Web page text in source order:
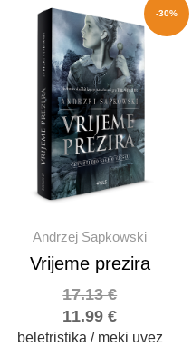
-30%
Andrzej Sapkowski
Vrijeme prezira
11.99€
17.13€
beletristika / meki uvez